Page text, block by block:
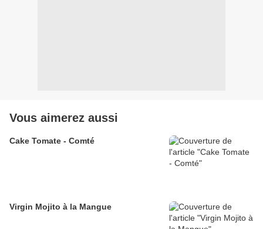
Vous aimerez aussi
Cake Tomate - Comté
Virgin Mojito à la Mangue